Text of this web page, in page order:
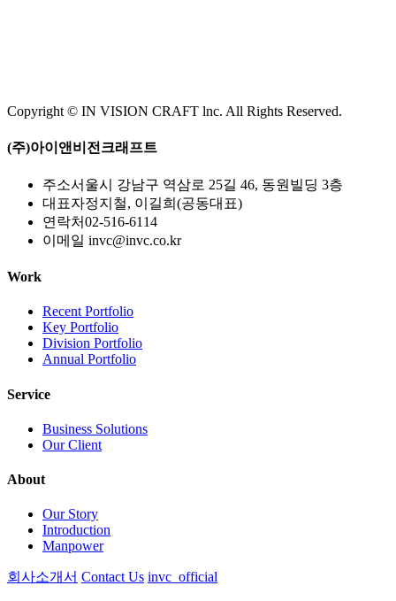
Copyright © IN VISION CRAFT lnc. All Rights Reserved.
(주)아이앤비전크래프트
주소서울시 강남구 역삼로 25길 46, 동원빌딩 3층
대표자정지철, 이길희(공동대표)
연락처02-516-6114
이메일 invc@invc.co.kr
Work
Recent Portfolio
Key Portfolio
Division Portfolio
Annual Portfolio
Service
Business Solutions
Our Client
About
Our Story
Introduction
Manpower
회사소개서 Contact Us invc_official